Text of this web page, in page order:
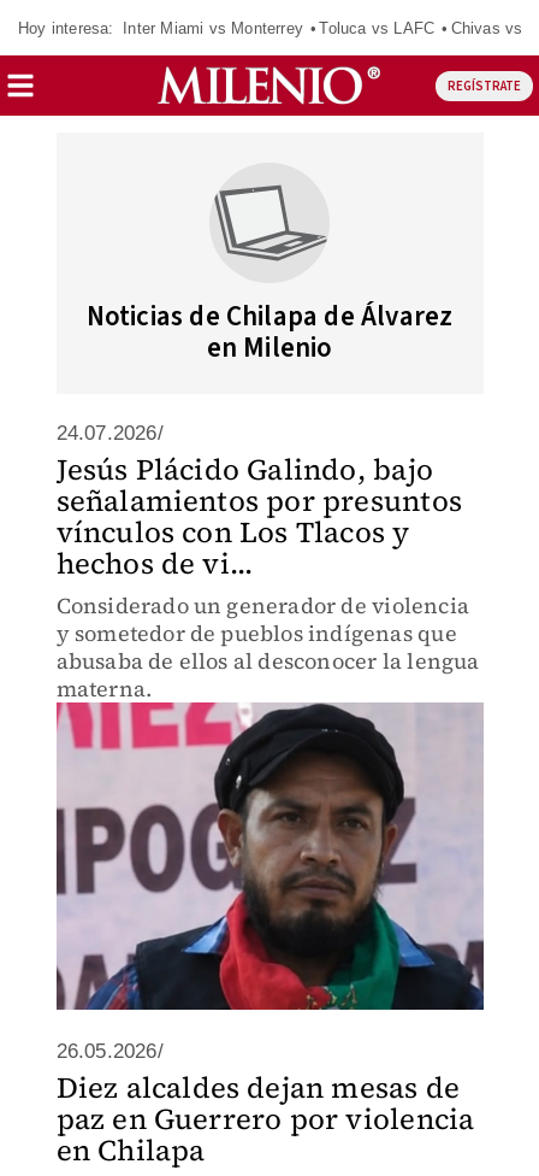
Hoy interesa: Inter Miami vs Monterrey Toluca vs LAFC Chivas vs
REGÍSTRATE
Noticias de Chilapa de Álvarez
en Milenio
24.07.2026/
Jesús Plácido Galindo, bajo
señalamientos por presuntos
vínculos con Los Tlacos y
hechos de vi...
Considerado un generador de violencia
y sometedor de pueblos indígenas que
abusaba de ellos al desconocer la lengua
materna.
26.05.2026/
Diez alcaldes dejan mesas de
paz en Guerrero por violencia
en Chilapa